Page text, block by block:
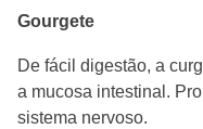
Gourgete
De fácil digestão, a
a mucosa intestinal.
sistema nervoso.